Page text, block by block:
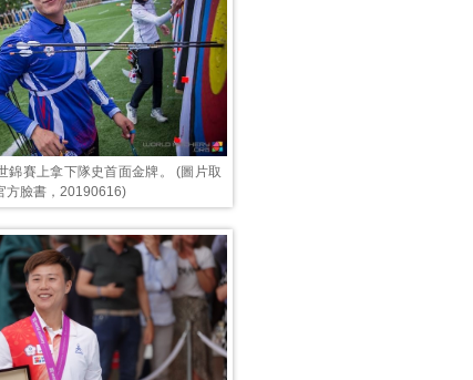
錦賽上拿下隊史首面金牌。 (圖片取
方臉書，20190616)